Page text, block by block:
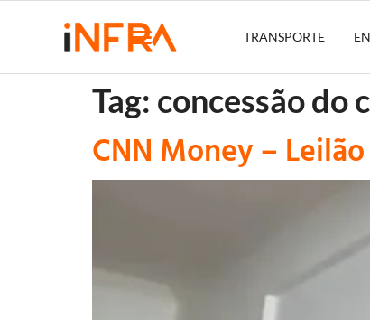
TRANSPORTE
Tag: concessão do
CNN Money –